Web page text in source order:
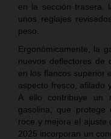
en la sección trasera,
unos reglajes
peso.
Ergonómicamente, la
nuevos deflectores de
en los flancos superior
aspecto fresco, afilado
A ello contribuye un
gasolina, que
roce y mejora el ajuste
2025 incorporan un